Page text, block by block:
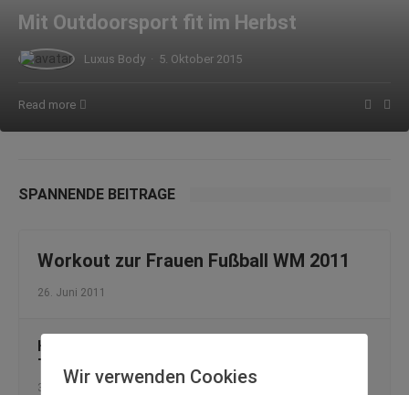
Mit Outdoorsport fit im Herbst
Luxus Body · 5. Oktober 2015
Read more
SPANNENDE BEITRÄGE
Workout zur Frauen Fußball WM 2011
26. Juni 2011
Höher, schneller, weiter: Sommerliche
Trendsportarten
30. Juni 2012
Wir verwenden Cookies